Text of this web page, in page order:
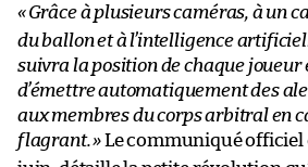
«Grâce à plusieurs caméras, à un
du ballon et à l’intelligence
suivra la position de chaque joueur
d’émettre automatiquement des
aux membres du corps arbitral en
flagrant.»Le communiqué officiel